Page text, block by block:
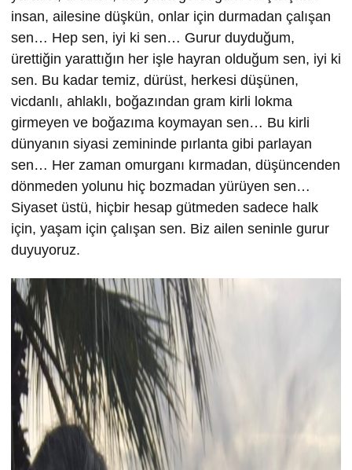
insan, ailesine düşkün, onlar için durmadan çalışan
sen… Hep sen, iyi ki sen… Gurur duyduğum,
ürettiğin yarattığın her işle hayran olduğum sen, iyi ki
sen. Bu kadar temiz, dürüst, herkesi düşünen,
vicdanlı, ahlaklı, boğazından gram kirli lokma
girmeyen ve boğazıma koymayan sen… Bu kirli
dünyanın siyasi zemininde pırlanta gibi parlayan
sen… Her zaman omurganı kırmadan, düşüncenden
dönmeden yolunu hiç bozmadan yürüyen sen…
Siyaset üstü, hiçbir hesap gütmeden sadece halk
için, yaşam için çalışan sen. Biz ailen seninle gurur
duyuyoruz.